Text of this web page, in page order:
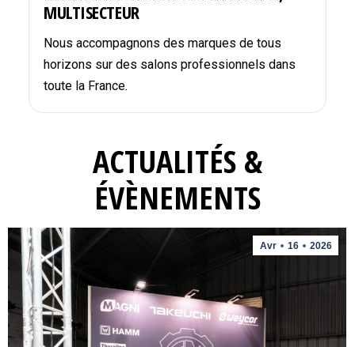
MULTISECTEUR
Nous accompagnons des marques de tous
horizons sur des salons professionnels dans
toute la France.
ACTUALITÉS &
ÉVÈNEMENTS
Avr 16 2026